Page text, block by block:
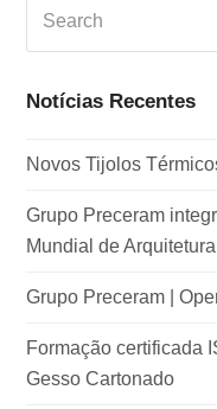
Notícias Recentes
Novos Tijolos
Grupo Preceram
Mundial de
Grupo Preceram |
Formação certificada
Gesso Cartonado